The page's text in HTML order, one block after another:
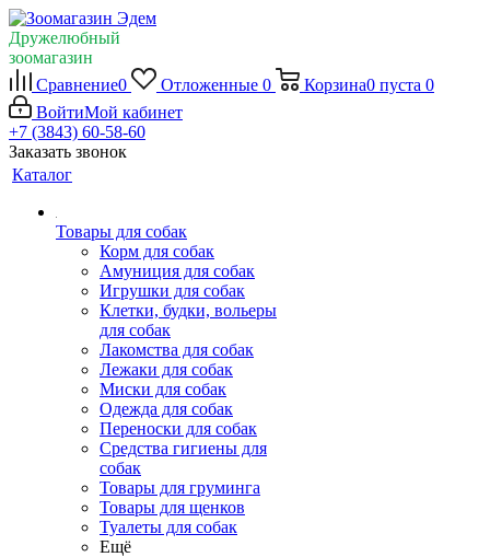
Дружелюбный
зоомагазин
Сравнение0 Отложенные 0 Корзина0 пуста 0
ВойтиМой кабинет
+7 (3843) 60-58-60
Заказать звонок
Каталог
Товары для собак
Корм для собак
Амуниция для собак
Игрушки для собак
Клетки, будки, вольеры
для собак
Лакомства для собак
Лежаки для собак
Миски для собак
Одежда для собак
Переноски для собак
Средства гигиены для
собак
Товары для груминга
Товары для щенков
Туалеты для собак
Ещё